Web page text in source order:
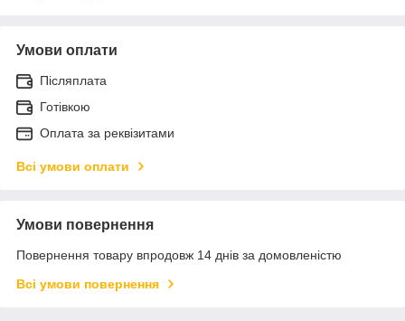
Умови оплати
Післяплата
Готівкою
Оплата за реквізитами
Всі умови оплати
Умови повернення
Повернення товару впродовж 14 днів за домовленістю
Всі умови повернення